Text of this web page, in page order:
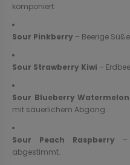
komponiert:
Sour Pinkberry – Beerige
Sour Strawberry Kiwi –
Sour Blueberry Watermelon
mit säuerlichem Abgang.
Sour Peach Raspberry –
abgestimmt.